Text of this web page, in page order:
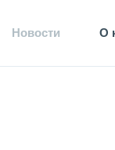
Новости О